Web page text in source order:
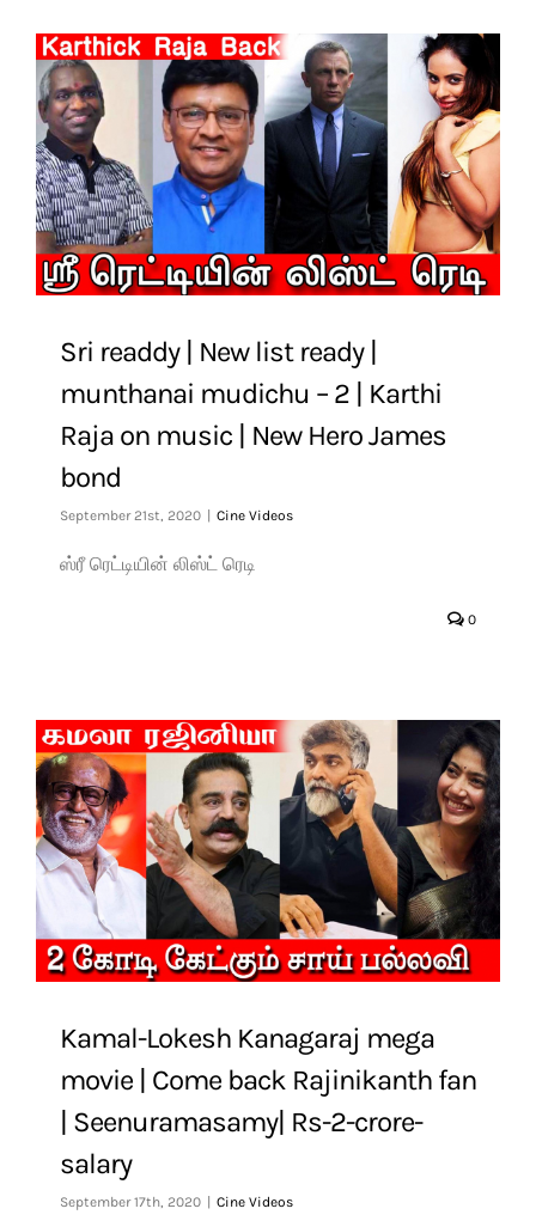
Sri readdy | New list ready |
munthanai mudichu – 2 | Karthi
Raja on music | New Hero James
bond
September 21st, 2020 Cine Videos
ஸ்ரீ ரெட்டியின் லிஸ்ட் ரெடி
0
Kamal-Lokesh Kanagaraj mega
movie | Come back Rajinikanth fan
| Seenuramasamy| Rs-2-crore-
salary
September 17th, 2020 Cine Videos